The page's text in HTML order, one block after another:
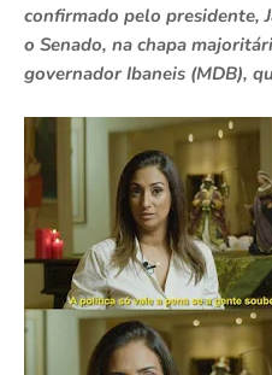
confirmado pelo presidente,
o Senado, na chapa
governador Ibaneis (MDB),